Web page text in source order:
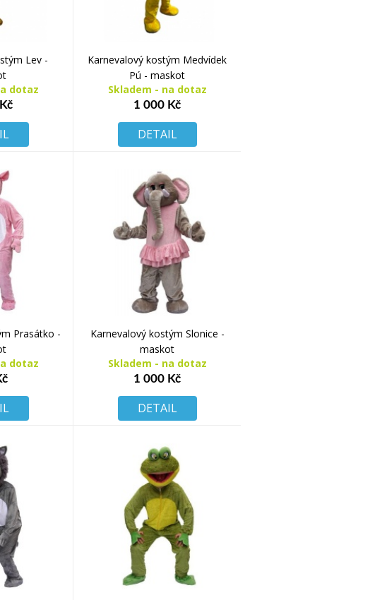
Lev -
dotaz
Karnevalový kostým Medvídek
Pú - maskot
Skladem - na dotaz
1 000 Kč
DETAIL
Prasátko -
dotaz
Karnevalový kostým Slonice -
maskot
Skladem - na dotaz
1 000 Kč
DETAIL